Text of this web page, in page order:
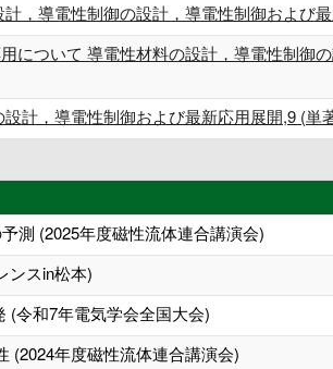
，導電性制御の設計，導電性制御および
について 導電性材料の設計，導電性制御
計，導電性制御および最新応用展開,9 (単
測 (2025年度磁性流体連合講演会)
ンスin松本)
(令和7年電気学会全国大会)
(2024年度磁性流体連合講演会)